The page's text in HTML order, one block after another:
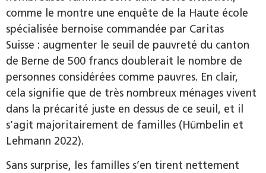
comme le montre une enquête de la Haute école
spécialisée bernoise commandée par Caritas
Suisse : augmenter le seuil de pauvreté du canton
de Berne de 500 francs doublerait le nombre de
personnes considérées comme pauvres. En clair,
cela signifie que de très nombreux ménages vivent
dans la précarité juste en dessus de ce seuil, et il
s’agit majoritairement de familles (Hümbelin et
Lehmann 2022).
Sans surprise, les familles s’en tirent nettement